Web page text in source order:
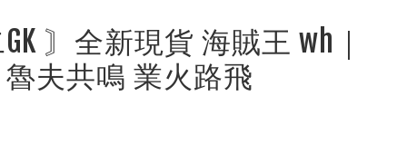
〙全新現貨 海賊王 wh｜
夫共鳴 業火路飛